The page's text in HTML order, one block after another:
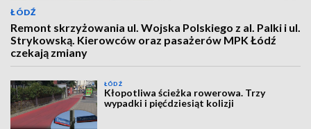
ŁÓDŹ
Remont skrzyżowania ul. Wojska Polskiego z al. Palki i ul.
Strykowską. Kierowców oraz pasażerów MPK Łódź
czekają zmiany
ŁÓDŹ
Kłopotliwa ścieżka rowerowa. Trzy
wypadki i pięćdziesiąt kolizji